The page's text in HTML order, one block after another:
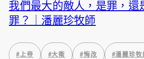
我們最大的敵人，是罪，還
罪？｜潘麗珍牧師
#上帝 #大衛 #悔改 #潘麗珍牧